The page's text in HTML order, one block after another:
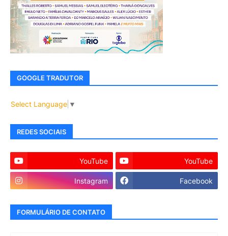
GOOGLE TRADUTOR
Select Language ▼
REDES SOCIAIS
YouTube YouTube
Instagram Facebook
FORMULÁRIO DE CONTATO